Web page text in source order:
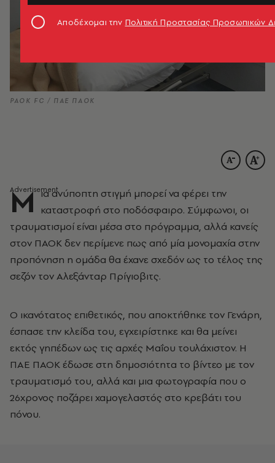
PAOK FC / ΠΑΕ ΠΑΟΚ
Μ ια ανύποπτη στιγμή μπορεί να φέρει την
καταστροφή στο ποδόσφαιρο. Σύμφωνοι, οι
τραυματισμοί είναι μέσα στο πρόγραμμα, αλλά κανείς
στον ΠΑΟΚ δεν περίμενε πως από μία μονομαχία στην
προπόνηση η ομάδα θα έχανε σχεδόν ως το τέλος της
σεζόν τον Αλεξάνταρ Πρίγιοβιτς.
Ο ικανότατος επιθετικός, που αποκτήθηκε τον Γενάρη,
έσπασε την κλείδα του, εγχειρίστηκε και θα μείνει
εκτός γηπέδων ως τις αρχές Μαΐου τουλάχιστον. Η
ΠΑΕ ΠΑΟΚ έδωσε στη δημοσιότητα το βίντεο με τον
τραυματισμό του, αλλά και μια φωτογραφία που ο
26χρονος ποζάρει χαμογελαστός στο κρεβάτι του
πόνου.
Αποδέχομαι την Πολιτική Προστασίας Προσωπικών